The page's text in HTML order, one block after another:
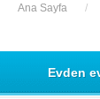
Ana Sayfa /
Evden